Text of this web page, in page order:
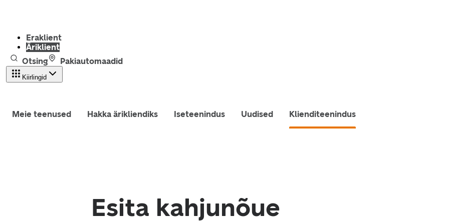
Eraklient
Äriklient
Otsing
Pakiautomaadid
Kiirlingid
Meie teenused Hakka ärikliendiks Iseteenindus Uudised Klienditeenindus
Esita kahjunõue